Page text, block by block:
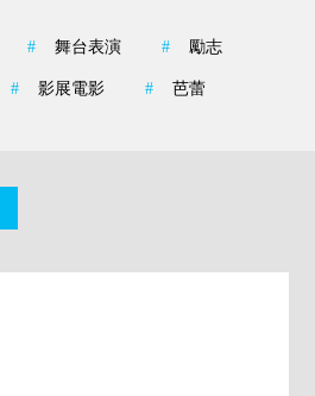
# 舞台表演 # 勵志
# 影展電影 # 芭蕾